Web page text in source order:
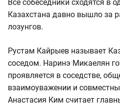
Все собеседники сходятся в
Казахстана давно вышло за
лозунгов.
Рустам Кайрыев называет
соседом. Наринэ Микаелян
проявляется в соседстве,
взаимоуважении и
Анастасия Ким считает